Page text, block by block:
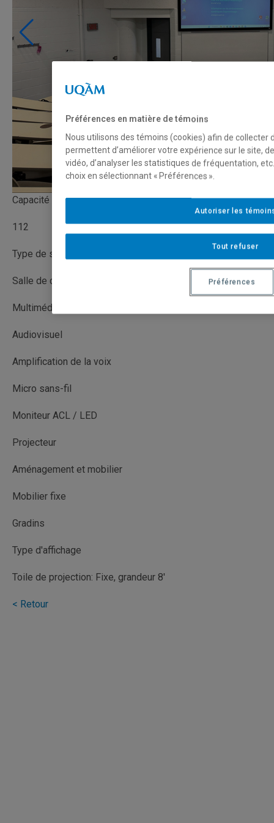
Capacité
112
Type de salle
Salle de cours
Multimédia (MM)
Audiovisuel
Amplification de la voix
Micro sans-fil
Moniteur ACL / LED
Projecteur
Aménagement et mobilier
Mobilier fixe
Gradins
Type d'affichage
Toile de projection: Fixe, grandeur 8'
< Retour
Préférences en matière de témoins
Nous utilisons des témoins (cookies) afin de collecter
permettent d’améliorer votre expérience sur le site,
vidéo, d’analyser les statistiques de fréquentation,
choix en sélectionnant « Préférences ».
Tout refuser
Autoriser les
Préférences